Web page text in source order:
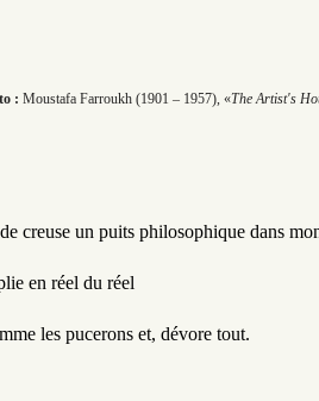
: Moustafa Farroukh (1901 – 1957), «The Artist's
creuse un puits philosophique dans
en réel du réel
les pucerons et, dévore tout.